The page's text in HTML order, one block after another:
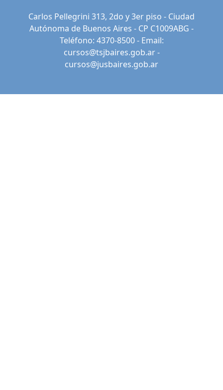
Carlos Pellegrini 313, 2do y 3er piso - Ciudad
Autónoma de Buenos Aires - CP C1009ABG -
Teléfono: 4370-8500 - Email:
cursos@tsjbaires.gob.ar-
cursos@jusbaires.gob.ar